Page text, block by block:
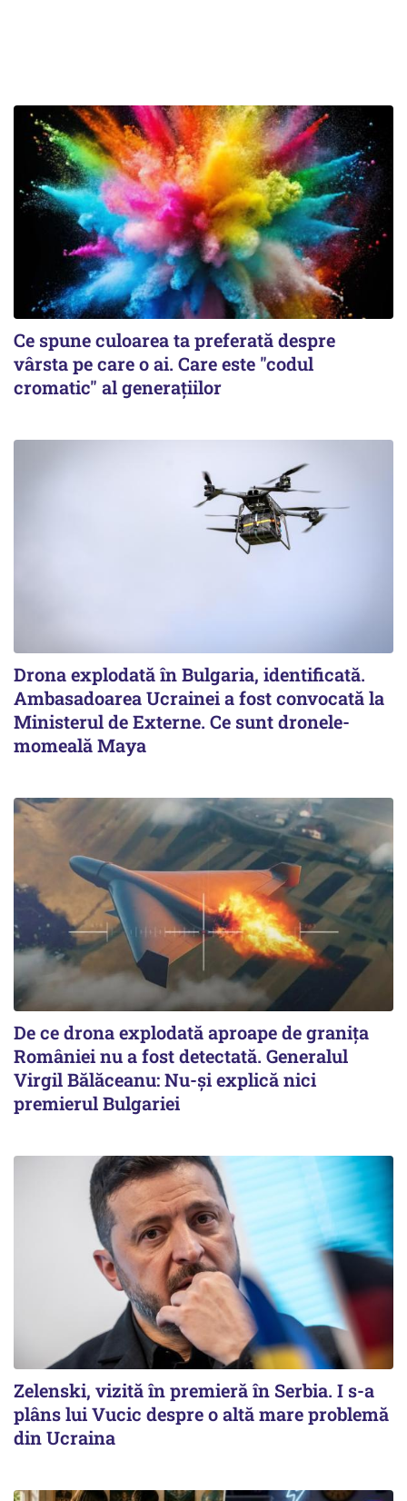
Ce spune culoarea ta preferată despre
vârsta pe care o ai. Care este "codul
cromatic" al generațiilor
Drona explodată în Bulgaria, identificată.
Ambasadoarea Ucrainei a fost convocată la
Ministerul de Externe. Ce sunt dronele-
momeală Maya
De ce drona explodată aproape de granița
României nu a fost detectată. Generalul
Virgil Bălăceanu: Nu-și explică nici
premierul Bulgariei
Zelenski, vizită în premieră în Serbia. I s-a
plâns lui Vucic despre o altă mare problemă
din Ucraina